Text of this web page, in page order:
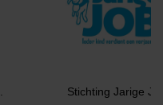
Stichting Jarige